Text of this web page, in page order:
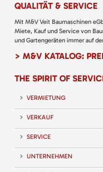
QUALITÄT & SERVICE
Mit M&V Veit Baumaschinen
Miete, Kauf und Service von
und Gartengeräten immer auf
> M&V KATALOG:
THE SPIRIT OF
VERMIETUNG
VERKAUF
SERVICE
UNTERNEHMEN